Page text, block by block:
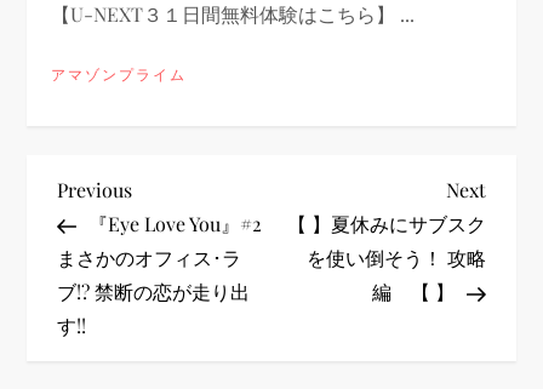
【U-NEXT３１日間無料体験はこちら】 ...
アマゾンプライム
投
稿
ナ
Previous
Post
Previous
『Eye Love You』#2
まさかのオフィス･ラ
ブ!? 禁断の恋が走り出
す!!
Next
Next
【 】夏休みにサブスク
を使い倒そう！ 攻略
編 【 】